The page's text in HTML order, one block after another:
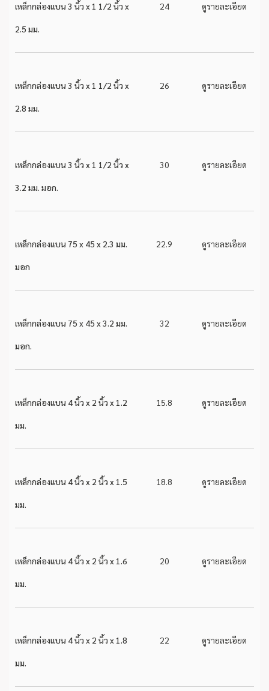
เหล็กกล่องแบน 3 นิ้ว x 1 1/2 นิ้ว x
2.5 มม.
24 ดูรายละเอียด
เหล็กกล่องแบน 3 นิ้ว x 1 1/2 นิ้ว x
2.8 มม.
26 ดูรายละเอียด
เหล็กกล่องแบน 3 นิ้ว x 1 1/2 นิ้ว x
3.2 มม. มอก.
30 ดูรายละเอียด
เหล็กกล่องแบน 75 x 45 x 2.3 มม.
มอก
22.9 ดูรายละเอียด
เหล็กกล่องแบน 75 x 45 x 3.2 มม.
มอก.
32 ดูรายละเอียด
เหล็กกล่องแบน 4 นิ้ว x 2 นิ้ว x 1.2
มม.
15.8 ดูรายละเอียด
เหล็กกล่องแบน 4 นิ้ว x 2 นิ้ว x 1.5
มม.
18.8 ดูรายละเอียด
เหล็กกล่องแบน 4 นิ้ว x 2 นิ้ว x 1.6
มม.
20 ดูรายละเอียด
เหล็กกล่องแบน 4 นิ้ว x 2 นิ้ว x 1.8
มม.
22 ดูรายละเอียด